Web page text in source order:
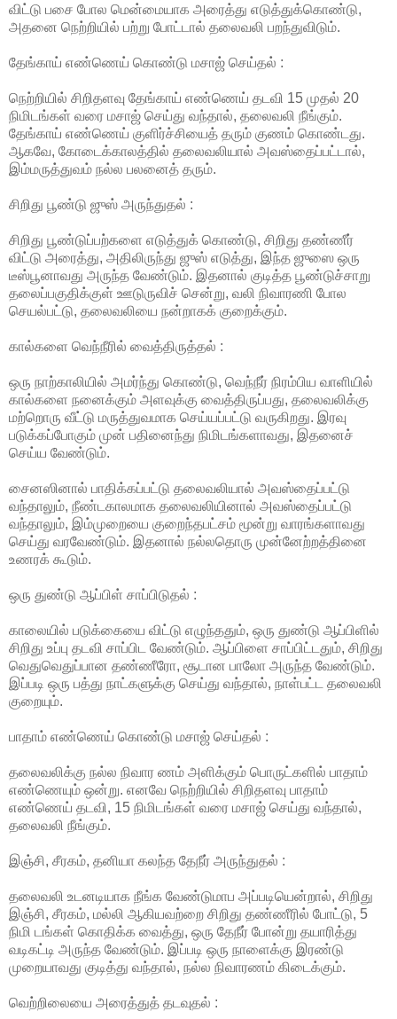
விட்டு பசை போல மென்மையாக அரைத்து எடுத்துக்கொண்டு,
அதனை நெற்றியில் பற்று போட்டால் தலைவலி பறந்துவிடும்.
தேங்காய் எண்ணெய் கொண்டு மசாஜ் செய்தல் :
நெற்றியில் சிறிதளவு தேங்காய் எண்ணெய் தடவி 15 முதல் 20
நிமிடங்கள் வரை மசாஜ் செய்து வந்தால், தலைவலி நீங்கும்.
தேங்காய் எண்ணெய் குளிர்ச்சியைத் தரும் குணம் கொண்டது.
ஆகவே, கோடைக்காலத்தில் தலைவலியால் அவஸ்தைப்பட்டால்,
இம்மருத்துவம் நல்ல பலனைத் தரும்.
சிறிது பூண்டு ஜுஸ் அருந்துதல் :
சிறிது பூண்டுப்பற்களை எடுத்துக் கொண்டு, சிறிது தண்ணீர்
விட்டு அரைத்து, அதிலிருந்து ஜுஸ் எடுத்து, இந்த ஜுஸை ஒரு
டீஸ்பூனாவது அருந்த வேண்டும். இதனால் குடித்த பூண்டுச்சாறு
தலைப்பகுதிக்குள் ஊடுருவிச் சென்று, வலி நிவாரணி போல
செயல்பட்டு, தலைவலியை நன்றாகக் குறைக்கும்.
கால்களை வெந்நீரில் வைத்திருத்தல் :
ஒரு நாற்காலியில் அமர்ந்து கொண்டு, வெந்நீர் நிரம்பிய வாளியில்
கால்களை நனைக்கும் அளவுக்கு வைத்திருப்பது, தலைவலிக்கு
மற்றொரு வீட்டு மருத்துவமாக செய்யப்பட்டு வருகிறது. இரவு
படுக்கப்போகும் முன் பதினைந்து நிமிடங்களாவது, இதனைச்
செய்ய வேண்டும்.
சைனஸினால் பாதிக்கப்பட்டு தலைவலியால் அவஸ்தைப்பட்டு
வந்தாலும், நீண்டகாலமாக தலைவலியினால் அவஸ்தைப்பட்டு
வந்தாலும், இம்முறையை குறைந்தபட்சம் மூன்று வாரங்களாவது
செய்து வரவேண்டும். இதனால் நல்லதொரு முன்னேற்றத்தினை
உணரக் கூடும்.
ஒரு துண்டு ஆப்பிள் சாப்பிடுதல் :
காலையில் படுக்கையை விட்டு எழுந்ததும், ஒரு துண்டு ஆப்பிளில்
சிறிது உப்பு தடவி சாப்பிட வேண்டும். ஆப்பிளை சாப்பிட்டதும், சிறிது
வெதுவெதுப்பான தண்ணீரோ, சூடான பாலோ அருந்த வேண்டும்.
இப்படி ஒரு பத்து நாட்களுக்கு செய்து வந்தால், நாள்பட்ட தலைவலி
குறையும்.
பாதாம் எண்ணெய் கொண்டு மசாஜ் செய்தல் :
தலைவலிக்கு நல்ல நிவார ணம் அளிக்கும் பொருட்களில் பாதாம்
எண்ணெயும் ஒன்று. எனவே நெற்றியில் சிறிதளவு பாதாம்
எண்ணெய் தடவி, 15 நிமிடங்கள் வரை மசாஜ் செய்து வந்தால்,
தலைவலி நீங்கும்.
இஞ்சி, சீரகம், தனியா கலந்த தேநீர் அருந்துதல் :
தலைவலி உடனடியாக நீங்க வேண்டுமாப அப்படியென்றால், சிறிது
இஞ்சி, சீரகம், மல்லி ஆகியவற்றை சிறிது தண்ணீரில் போட்டு, 5
நிமி டங்கள் கொதிக்க வைத்து, ஒரு தேநீர் போன்று தயாரித்து
வடிகட்டி அருந்த வேண்டும். இப்படி ஒரு நாளைக்கு இரண்டு
முறையாவது குடித்து வந்தால், நல்ல நிவாரணம் கிடைக்கும்.
வெற்றிலையை அரைத்துத் தடவுதல் :